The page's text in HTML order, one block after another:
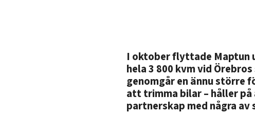
I oktober flyttade Maptun
hela 3 800 kvm vid
genomgår en ännu större
att trimma bilar – håller
partnerskap med några